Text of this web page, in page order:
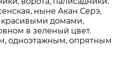
ныне Акан Серэ,
красивыми домами,
в зеленый цвет.
одноэтажным, опрятным